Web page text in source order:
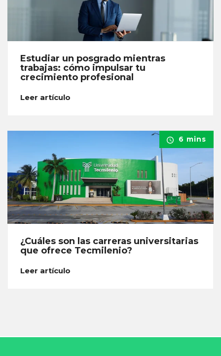
Estudiar un posgrado mientras
trabajas: cómo impulsar tu
crecimiento profesional
Leer artículo
6 mins
¿Cuáles son las carreras universitarias
que ofrece Tecmilenio?
Leer artículo